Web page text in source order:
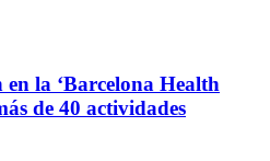
la ‘Barcelona Health
de 40 actividades